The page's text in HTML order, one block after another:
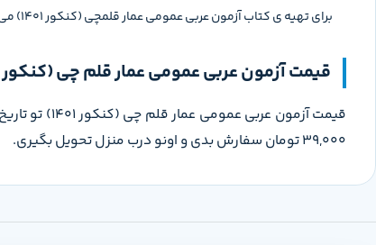
برای تهیه ی کتاب آزمون عربی عمومی عمار قلمچی (کنکور 1401) می توانید از سایت مدابوک اقدام به خرید کنید.
قیمت آزمون عربی عمومی عمار قلم چی (کنکور 1401)
39,000 تومان سفارش بدی و اونو درب منزل تحویل بگیری.